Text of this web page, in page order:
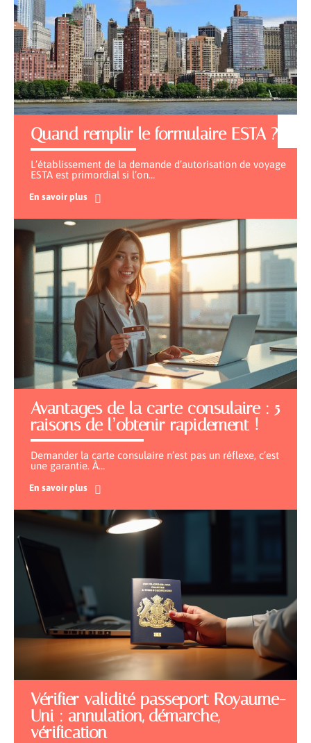
Quand remplir le formulaire ESTA ?
L’établissement de la demande d’autorisation de voyage
ESTA est primordial si l’on…
En savoir plus
Avantages de la carte consulaire : 5
raisons de l’obtenir rapidement !
Demander la carte consulaire n’est pas un réflexe, c’est
une garantie. À…
En savoir plus
Vérifier validité passeport Royaume-
Uni : annulation, démarche,
vérification